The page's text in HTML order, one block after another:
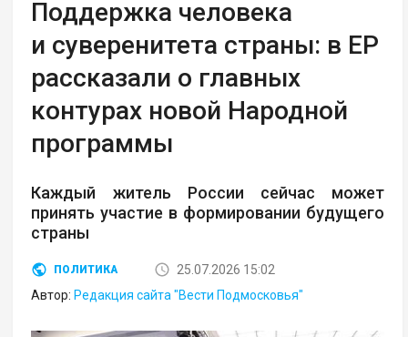
Поддержка человека
и суверенитета страны: в ЕР
рассказали о главных
контурах новой Народной
программы
Каждый житель России сейчас может
принять участие в формировании будущего
страны
ПОЛИТИКА
25.07.2026 15:02
Автор: Редакция сайта "Вести Подмосковья"